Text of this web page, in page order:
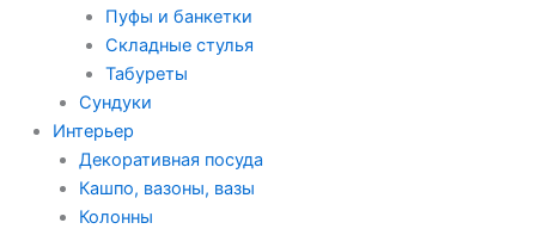
Пуфы и банкетки
Складные стулья
Табуреты
Сундуки
Интерьер
Декоративная посуда
Кашпо, вазоны, вазы
Колонны